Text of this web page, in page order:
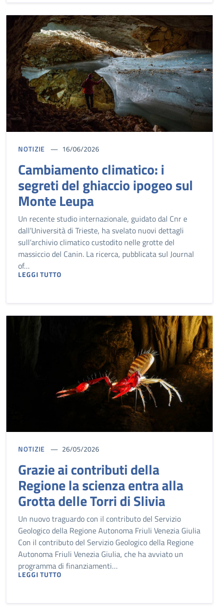
NOTIZIE 16/06/2026
Cambiamento climatico: i
segreti del ghiaccio ipogeo sul
Monte Leupa
Un recente studio internazionale, guidato dal Cnr e
dall’Università di Trieste, ha svelato nuovi dettagli
sull’archivio climatico custodito nelle grotte del
massiccio del Canin. La ricerca, pubblicata sul Journal
of…
LEGGI TUTTO
NOTIZIE 26/05/2026
Grazie ai contributi della
Regione la scienza entra alla
Grotta delle Torri di Slivia
Un nuovo traguardo con il contributo del Servizio
Geologico della Regione Autonoma Friuli Venezia Giulia
Con il contributo del Servizio Geologico della Regione
Autonoma Friuli Venezia Giulia, che ha avviato un
programma di finanziamenti…
LEGGI TUTTO